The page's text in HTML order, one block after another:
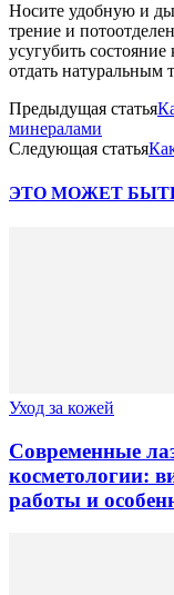
Носите удобную и
трение и
усугубить
отдать натуральным
Предыдущая статья
минералами
Следующая статья
ЭТО МОЖЕТ
Уход за кожей
Современные
косметологии:
работы и